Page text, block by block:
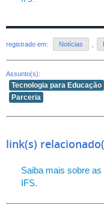
registrado em: Notícias
Assunto(s):
Tecnologia para Educação
Parceria
link(s)
Saiba mais sobre
IFS.